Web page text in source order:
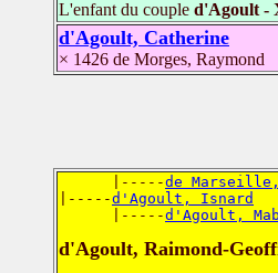
L'enfant du couple d'Agoult -
d'Agoult, Catherine
× 1426 de Morges, Raymond
      |-----
de
|-----d'Agoult, Isnard
      |-----
d'Agoult,
d'Agoult, Raimond-